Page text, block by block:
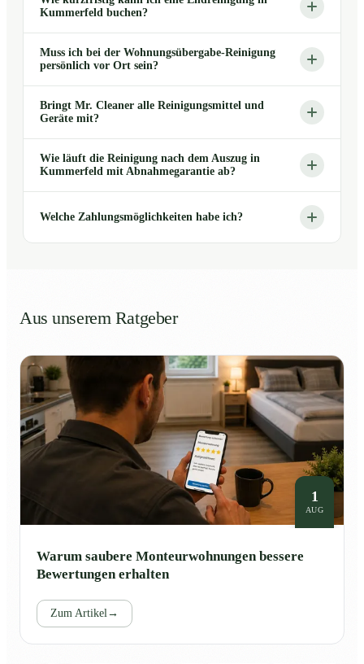
Kummerfeld buchen?
Muss ich bei der Wohnungsübergabe-Reinigung
persönlich vor Ort sein?
Bringt Mr. Cleaner alle Reinigungsmittel und
Geräte mit?
Wie läuft die Reinigung nach dem Auszug in
Kummerfeld mit Abnahmegarantie ab?
Welche Zahlungsmöglichkeiten habe ich?
Aus unserem Ratgeber
1
AUG
Warum saubere Monteurwohnungen bessere
Bewertungen erhalten
Zum Artikel →